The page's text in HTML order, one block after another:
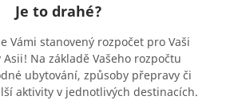
Je to drahé?
Vámi stanovený rozpočet pro Vaši
Na základě Vašeho rozpočtu
ubytování, způsoby přepravy či
aktivity v jednotlivých destinacích.